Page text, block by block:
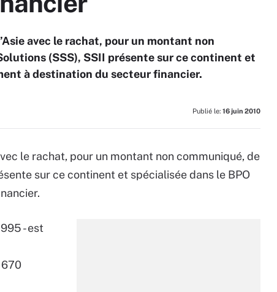
avec le rachat, pour un montant non
(SSS), SSII présente sur ce continent et
à destination du secteur financier.
Publié le: 16 juin 2010
le rachat, pour un montant non communiqué, de
sur ce continent et spécialisée dans le BPO
- est
670